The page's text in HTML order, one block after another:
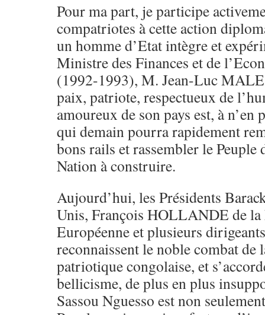
Pour ma part, je participe
compatriotes à cette action
un homme d’Etat intègre et
Ministre des Finances et de
(1992-1993), M. Jean-Luc
paix, patriote, respectueux de
amoureux de son pays est, à
qui demain pourra rapidement
bons rails et rassembler le Peuple
Nation à construire.
Aujourd’hui, les Présidents
Unis, François HOLLANDE de la
Européenne et plusieurs
reconnaissent le noble combat de
patriotique congolaise, et
bellicisme, de plus en plus
Sassou Nguesso est non